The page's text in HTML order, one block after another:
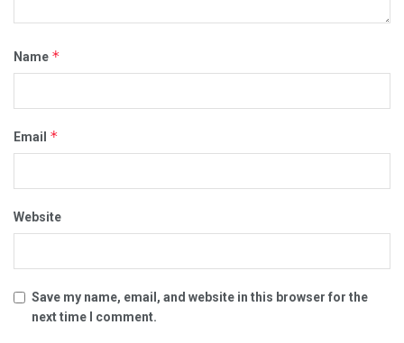
Name *
Email *
Website
Save my name, email, and website in this browser for the
next time I comment.